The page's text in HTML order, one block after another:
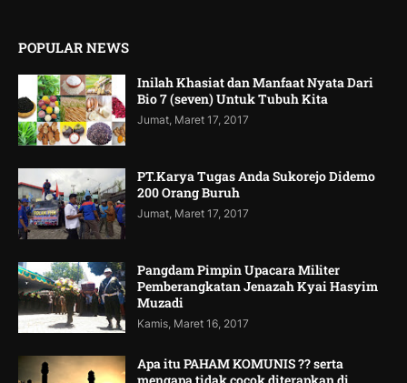
POPULAR NEWS
Inilah Khasiat dan Manfaat Nyata Dari
Bio 7 (seven) Untuk Tubuh Kita
Jumat, Maret 17, 2017
PT.Karya Tugas Anda Sukorejo Didemo
200 Orang Buruh
Jumat, Maret 17, 2017
Pangdam Pimpin Upacara Militer
Pemberangkatan Jenazah Kyai Hasyim
Muzadi
Kamis, Maret 16, 2017
Apa itu PAHAM KOMUNIS ?? serta